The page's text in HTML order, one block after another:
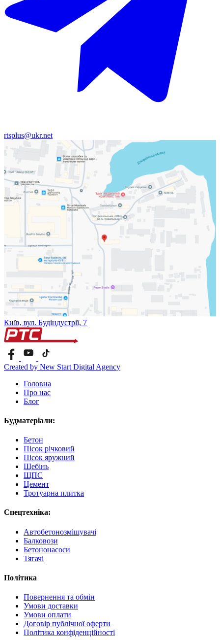
rtsplus@ukr.net
Київ, вул. Будіндустрії, 7
Created by New Start Digital Agency
Головна
Про нас
Блог
Будматеріали:
Бетон
Пісок річковий
Пісок яружний
Щебінь
ЩПС
Цемент
Тротуарна плитка
Спецтехніка:
Автобетонозмішувачі
Балковози
Бетононасоси
Тягачі
Політика
Повернення та обмін
Умови доставки
Умови оплати
Договір публічної оферти
Політика конфіденційності